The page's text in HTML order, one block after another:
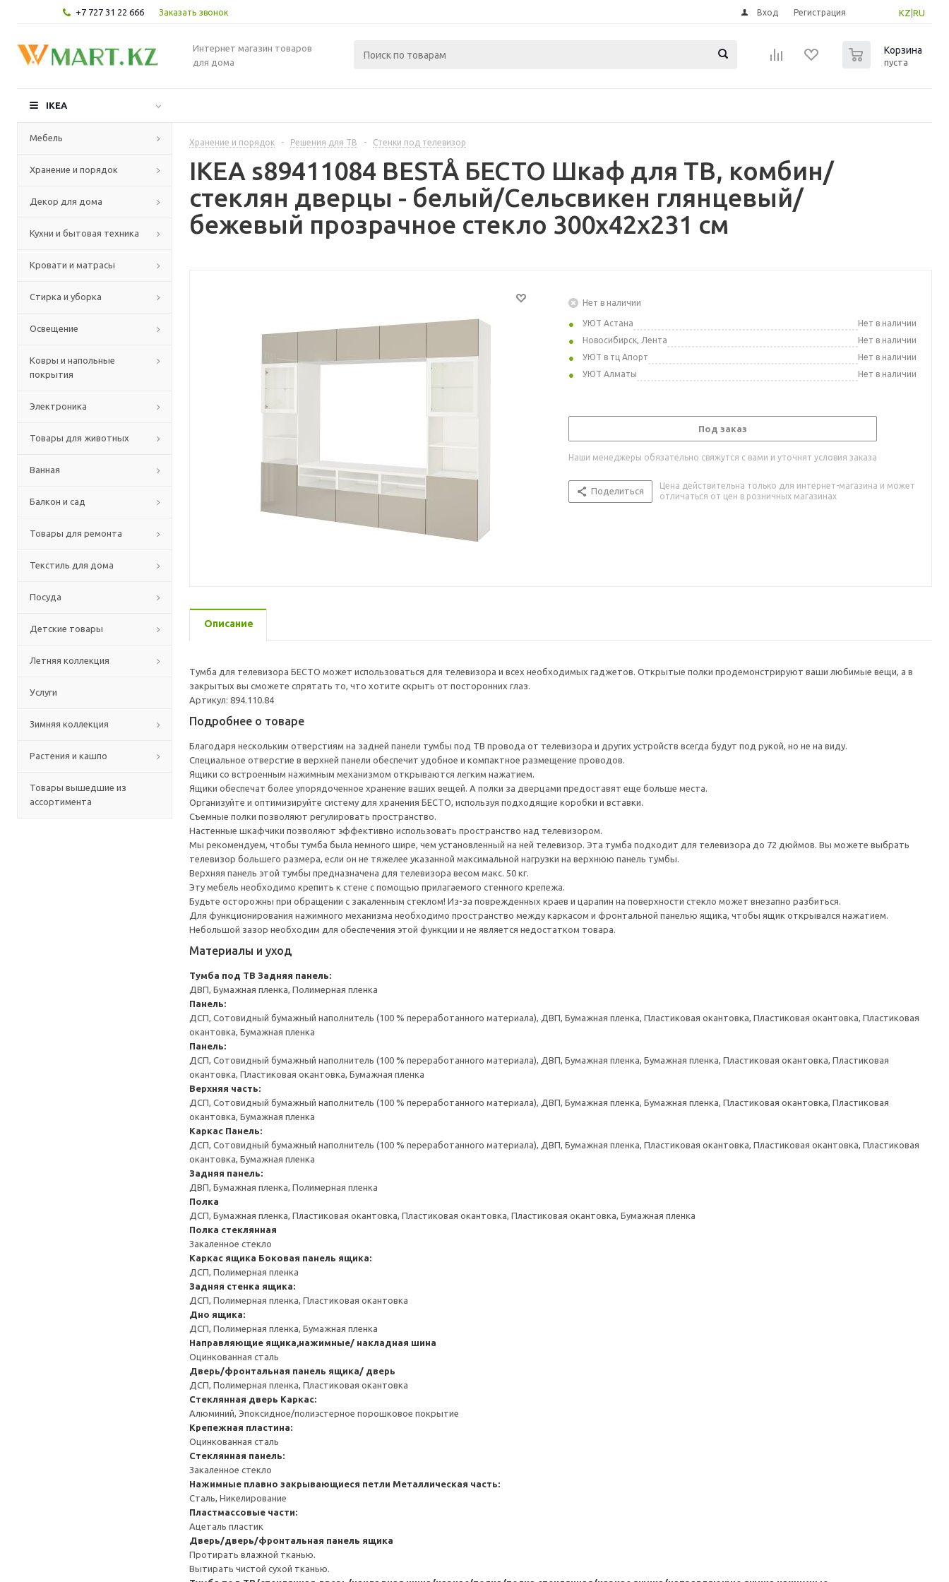
+7 727 31 22 666 Заказать звонок KZ RU
Вход Регистрация
Интернет магазин товаров
для дома
Корзина
пуста
IKEA
Мебель
Хранение и порядок
Декор для дома
Кухни и бытовая техника
Кровати и матрасы
Стирка и уборка
Освещение
Ковры и напольные
покрытия
Электроника
Товары для животных
Ванная
Балкон и сад
Товары для ремонта
Текстиль для дома
Посуда
Детские товары
Летняя коллекция
Услуги
Зимняя коллекция
Растения и кашпо
Товары вышедшие из
ассортимента
Хранение и порядок - Решения для ТВ - Стенки под телевизор
IKEA s89411084 BESTÅ БЕСТО Шкаф для ТВ, комбин/
стеклян дверцы - белый/Сельсвикен глянцевый/
бежевый прозрачное стекло 300x42x231 см
Нет в наличии
УЮТ Астана
Нет в наличии
Новосибирск, Лента
Нет в наличии
УЮТ в тц Апорт
Нет в наличии
УЮТ Алматы
Нет в наличии
Под заказ
Наши менеджеры обязательно свяжутся с вами и уточнят условия заказа
Поделиться
Цена действительна только для интернет-магазина и может
отличаться от цен в розничных магазинах
Описание
Тумба для телевизора БЕСТО может использоваться для телевизора и всех необходимых гаджетов. Открытые полки продемонстрируют ваши любимые вещи, а в
закрытых вы сможете спрятать то, что хотите скрыть от посторонних глаз.
Артикул: 894.110.84
Подробнее о товаре
Благодаря нескольким отверстиям на задней панели тумбы под ТВ провода от телевизора и других устройств всегда будут под рукой, но не на виду.
Специальное отверстие в верхней панели обеспечит удобное и компактное размещение проводов.
Ящики со встроенным нажимным механизмом открываются легким нажатием.
Ящики обеспечат более упорядоченное хранение ваших вещей. А полки за дверцами предоставят еще больше места.
Организуйте и оптимизируйте систему для хранения БЕСТО, используя подходящие коробки и вставки.
Съемные полки позволяют регулировать пространство.
Настенные шкафчики позволяют эффективно использовать пространство над телевизором.
Мы рекомендуем, чтобы тумба была немного шире, чем установленный на ней телевизор. Эта тумба подходит для телевизора до 72 дюймов. Вы можете выбрать
телевизор большего размера, если он не тяжелее указанной максимальной нагрузки на верхнюю панель тумбы.
Верхняя панель этой тумбы предназначена для телевизора весом макс. 50 кг.
Эту мебель необходимо крепить к стене с помощью прилагаемого стенного крепежа.
Будьте осторожны при обращении с закаленным стеклом! Из-за поврежденных краев и царапин на поверхности стекло может внезапно разбиться.
Для функционирования нажимного механизма необходимо пространство между каркасом и фронтальной панелью ящика, чтобы ящик открывался нажатием.
Небольшой зазор необходим для обеспечения этой функции и не является недостатком товара.
Материалы и уход
Тумба под ТВ Задняя панель:
ДВП, Бумажная пленка, Полимерная пленка
Панель:
ДСП, Сотовидный бумажный наполнитель (100 % переработанного материала), ДВП, Бумажная пленка, Пластиковая окантовка, Пластиковая окантовка, Пластиковая
окантовка, Бумажная пленка
Панель:
ДСП, Сотовидный бумажный наполнитель (100 % переработанного материала), ДВП, Бумажная пленка, Бумажная пленка, Пластиковая окантовка, Пластиковая
окантовка, Пластиковая окантовка, Бумажная пленка
Верхняя часть:
ДСП, Сотовидный бумажный наполнитель (100 % переработанного материала), ДВП, Бумажная пленка, Бумажная пленка, Пластиковая окантовка, Пластиковая
окантовка, Бумажная пленка
Каркас Панель:
ДСП, Сотовидный бумажный наполнитель (100 % переработанного материала), ДВП, Бумажная пленка, Пластиковая окантовка, Пластиковая окантовка, Пластиковая
окантовка, Бумажная пленка
Задняя панель:
ДВП, Бумажная пленка, Полимерная пленка
Полка
ДСП, Бумажная пленка, Пластиковая окантовка, Пластиковая окантовка, Пластиковая окантовка, Бумажная пленка
Полка стеклянная
Закаленное стекло
Каркас ящика Боковая панель ящика:
ДСП, Полимерная пленка
Задняя стенка ящика:
ДСП, Полимерная пленка, Пластиковая окантовка
Дно ящика:
ДСП, Полимерная пленка, Бумажная пленка
Направляющие ящика,нажимные/ накладная шина
Оцинкованная сталь
Дверь/фронтальная панель ящика/ дверь
ДСП, Полимерная пленка, Пластиковая окантовка
Стеклянная дверь Каркас:
Алюминий, Эпоксидное/полиэстерное порошковое покрытие
Крепежная пластина:
Оцинкованная сталь
Стеклянная панель:
Закаленное стекло
Нажимные плавно закрывающиеся петли Металлическая часть:
Сталь, Никелирование
Пластмассовые части:
Ацеталь пластик
Дверь/дверь/фронтальная панель ящика
Протирать влажной тканью.
Вытирать чистой сухой тканью.